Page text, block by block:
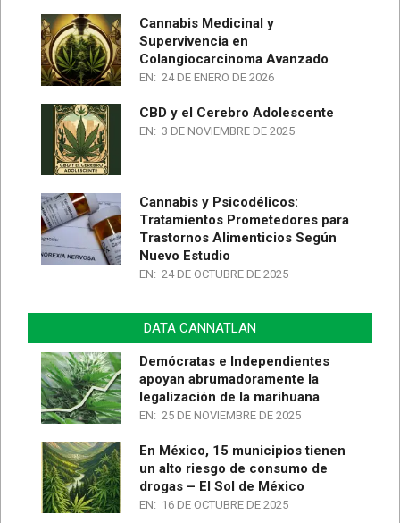
Cannabis Medicinal y
Supervivencia en
Colangiocarcinoma Avanzado
EN: 24 DE ENERO DE 2026
CBD y el Cerebro Adolescente
EN: 3 DE NOVIEMBRE DE 2025
Cannabis y Psicodélicos:
Tratamientos Prometedores para
Trastornos Alimenticios Según
Nuevo Estudio
EN: 24 DE OCTUBRE DE 2025
DATA CANNATLAN
Demócratas e Independientes
apoyan abrumadoramente la
legalización de la marihuana
EN: 25 DE NOVIEMBRE DE 2025
En México, 15 municipios tienen
un alto riesgo de consumo de
drogas – El Sol de México
EN: 16 DE OCTUBRE DE 2025